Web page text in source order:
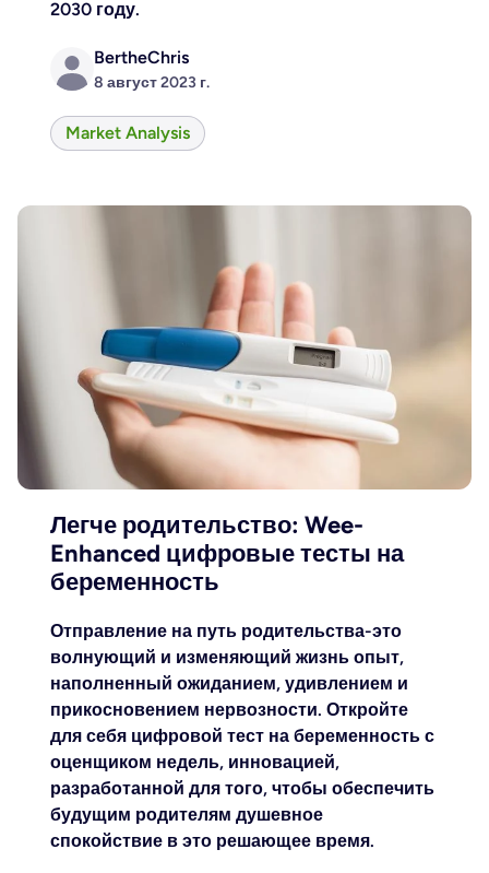
2030 году.
BertheChris
8 август 2023 г.
Market Analysis
Легче родительство: Wee-
Enhanced цифровые тесты на
беременность
Отправление на путь родительства-это
волнующий и изменяющий жизнь опыт,
наполненный ожиданием, удивлением и
прикосновением нервозности. Откройте
для себя цифровой тест на беременность с
оценщиком недель, инновацией,
разработанной для того, чтобы обеспечить
будущим родителям душевное
спокойствие в это решающее время.